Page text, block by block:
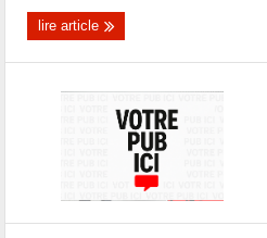
lire article